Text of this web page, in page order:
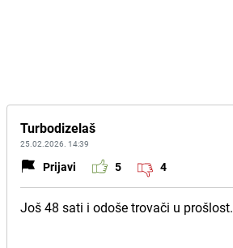
Turbodizelaš
25.02.2026. 14:39
Prijavi 5 4
Još 48 sati i odoše trovači u prošlost.